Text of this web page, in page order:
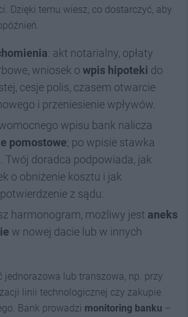
Dzięki temu wiesz, co dostarczyć, aby
: akt notarialny, opłaty
wniosek o wpis hipoteki do
cesje polis, czasem otwarcie
i przeniesienie wpływów.
wpisu bank nalicza
pomostowe; po wpisie stawka
Twój doradca podpowiada, jak
o obniżenie kosztu i jak
z sądu.
harmonogram, możliwy jest aneks
w nowej dacie lub w innych
jednorazowa lub transzowa, np. przy
linii technologicznej czy zakupie
Bank prowadzi monitoring banku –